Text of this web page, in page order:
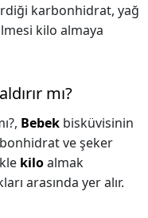
karbonhidrat, yağ
kilo almaya
mı?
Bebek bisküvisinin
ve şeker
kiloalmak
arasında yer alır.